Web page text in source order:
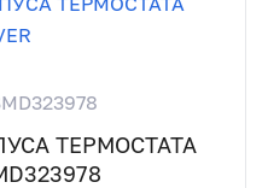
ТЕРМОСТАТА